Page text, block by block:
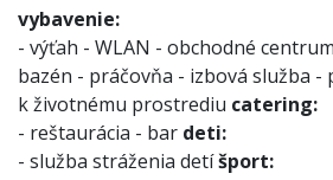
vybavenie:
- výťah - WLAN - obchodné centrum
bazén - práčovňa - izbová služba -
k životnému prostrediu catering:
- reštaurácia - bar deti:
- služba stráženia detíšport: